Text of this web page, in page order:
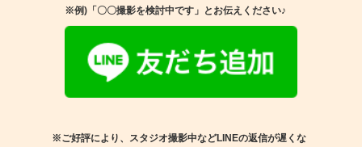
※例)「〇〇撮影を検討中です」とお伝えください♪
※ご好評により、スタジオ撮影中などLINEの返信が遅くな